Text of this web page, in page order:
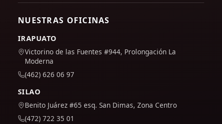
NUESTRAS OFICINAS
IRAPUATO
Victorino de las Fuentes #944, Prolongación La
Moderna
(462) 626 06 97
SILAO
Benito Juárez #65 esq. San Dimas, Zona Centro
(472) 722 35 01